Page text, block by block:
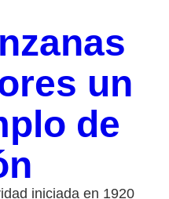
un
de
iniciada en 1920